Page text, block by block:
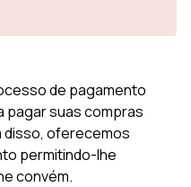
de pagamento
pagar suas compras
disso, oferecemos
permitindo-lhe
convém.